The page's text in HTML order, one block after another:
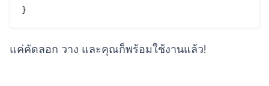
}
แค่คัดลอก วาง และคุณก็พร้อมใช้งานแล้ว!